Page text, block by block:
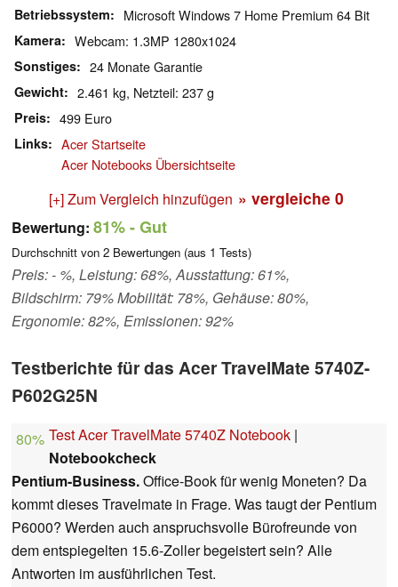
Betriebssystem Microsoft Windows 7 Home Premium 64 Bit
Kamera Webcam: 1.3MP 1280x1024
Sonstiges 24 Monate Garantie
Gewicht 2.461 kg, Netzteil: 237 g
Preis 499 Euro
Links
Acer Startseite
Acer Notebooks Übersichtseite
[+] Zum Vergleich hinzufügen » vergleiche 0
Bewertung: 81%- Gut
Durchschnitt von 2 Bewertungen (aus 1 Tests)
Preis: - %, Leistung: 68%, Ausstattung: 61%,
Bildschirm: 79% Mobilität: 78%, Gehäuse: 80%,
Ergonomie: 82%, Emissionen: 92%
Testberichte für das Acer TravelMate 5740Z-
P602G25N
80% Test Acer TravelMate 5740Z Notebook |
Notebookcheck
Pentium-Business.Office-Book für wenig Moneten? Da
kommt dieses Travelmate in Frage. Was taugt der Pentium
P6000? Werden auch anspruchsvolle Bürofreunde von
dem entspiegelten 15.6-Zoller begeistert sein? Alle
Antworten im ausführlichen Test.